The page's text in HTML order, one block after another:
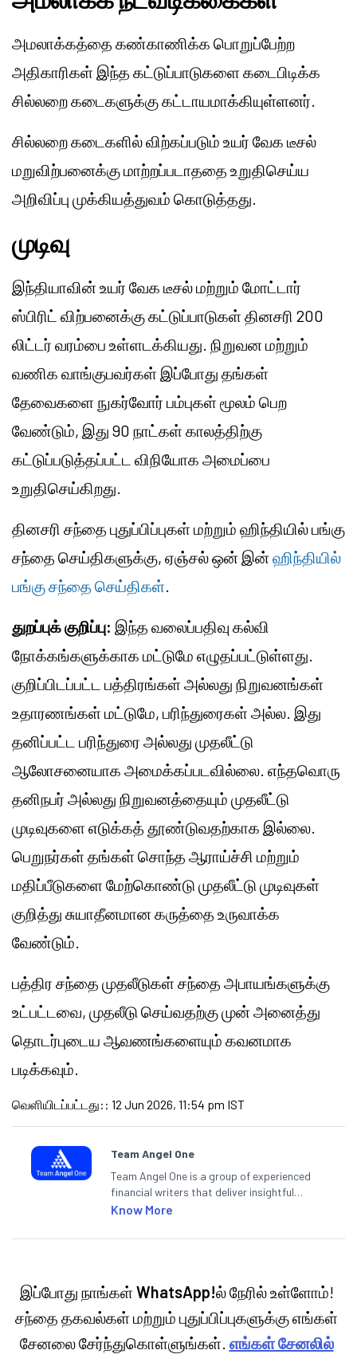
அமலாக்கத்தை கண்காணிக்க பொறுப்பேற்ற
அதிகாரிகள் இந்த கட்டுப்பாடுகளை கடைபிடிக்க
சில்லறை கடைகளுக்கு கட்டாயமாக்கியுள்ளனர்.
சில்லறை கடைகளில் விற்கப்படும் உயர் வேக டீசல்
மறுவிற்பனைக்கு மாற்றப்படாததை உறுதிசெய்ய
அறிவிப்பு முக்கியத்துவம் கொடுத்தது.
முடிவு
இந்தியாவின் உயர் வேக டீசல் மற்றும் மோட்டார்
ஸ்பிரிட் விற்பனைக்கு கட்டுப்பாடுகள் தினசரி 200
லிட்டர் வரம்பை உள்ளடக்கியது. நிறுவன மற்றும்
வணிக வாங்குபவர்கள் இப்போது தங்கள்
தேவைகளை நுகர்வோர் பம்புகள் மூலம் பெற
வேண்டும், இது 90 நாட்கள் காலத்திற்கு
கட்டுப்படுத்தப்பட்ட விநியோக அமைப்பை
உறுதிசெய்கிறது.
தினசரி சந்தை புதுப்பிப்புகள் மற்றும் ஹிந்தியில் பங்கு
சந்தை செய்திகளுக்கு, ஏஞ்சல் ஒன் இன்ஹிந்தியில்
பங்கு சந்தை செய்திகள்.
துறப்புக் குறிப்பு: இந்த வலைப்பதிவு கல்வி
நோக்கங்களுக்காக மட்டுமே எழுதப்பட்டுள்ளது.
குறிப்பிடப்பட்ட பத்திரங்கள் அல்லது நிறுவனங்கள்
உதாரணங்கள் மட்டுமே, பரிந்துரைகள் அல்ல. இது
தனிப்பட்ட பரிந்துரை அல்லது முதலீட்டு
ஆலோசனையாக அமைக்கப்படவில்லை. எந்தவொரு
தனிநபர் அல்லது நிறுவனத்தையும் முதலீட்டு
முடிவுகளை எடுக்கத் தூண்டுவதற்காக இல்லை.
பெறுநர்கள் தங்கள் சொந்த ஆராய்ச்சி மற்றும்
மதிப்பீடுகளை மேற்கொண்டு முதலீட்டு முடிவுகள்
குறித்து சுயாதீனமான கருத்தை உருவாக்க
வேண்டும்.
பத்திர சந்தை முதலீடுகள் சந்தை அபாயங்களுக்கு
உட்பட்டவை, முதலீடு செய்வதற்கு முன் அனைத்து
தொடர்புடைய ஆவணங்களையும் கவனமாக
படிக்கவும்.
வெளியிடப்பட்டது: : 12 Jun 2026, 11:54 pm IST
Team Angel One
Team Angel One is a group of experienced
financial writers that deliver insightful
articles on the stock market, IPO, economy,
categories.
Know More
இப்போது நாங்கள் WhatsApp!ல் நேரில் உள்ளோம்!
சந்தை தகவல்கள் மற்றும் புதுப்பிப்புகளுக்கு எங்கள்
சேனலை சேர்ந்துகொள்ளுங்கள். எங்கள் சேனலில்